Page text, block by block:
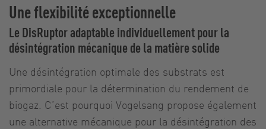
Une flexibilité exceptionnelle
Le DisRuptor adaptable individuellement pour la
désintégration mécanique de la matière solide
Une désintégration optimale des substrats est
primordiale pour la détermination du rendement de
biogaz. C’est pourquoi Vogelsang propose également
une alternative mécanique pour la désintégration des